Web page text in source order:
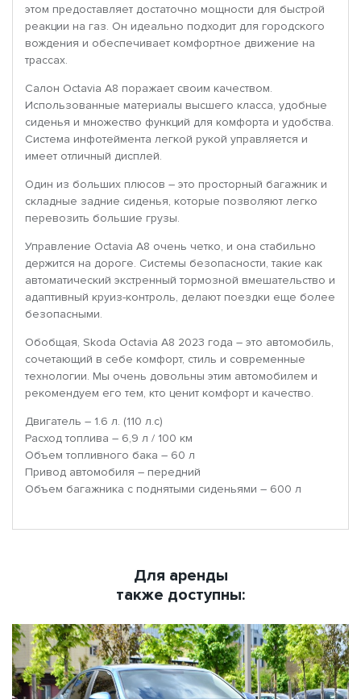
этом предоставляет достаточно мощности для быстрой
реакции на газ. Он идеально подходит для городского
вождения и обеспечивает комфортное движение на
трассах.
Салон Octavia A8 поражает своим качеством.
Использованные материалы высшего класса, удобные
сиденья и множество функций для комфорта и удобства.
Система инфотеймента легкой рукой управляется и
имеет отличный дисплей.
Один из больших плюсов – это просторный багажник и
складные задние сиденья, которые позволяют легко
перевозить большие грузы.
Управление Octavia A8 очень четко, и она стабильно
держится на дороге. Системы безопасности, такие как
автоматический экстренный тормозной вмешательство и
адаптивный круиз-контроль, делают поездки еще более
безопасными.
Обобщая, Skoda Octavia A8 2023 года – это автомобиль,
сочетающий в себе комфорт, стиль и современные
технологии. Мы очень довольны этим автомобилем и
рекомендуем его тем, кто ценит комфорт и качество.
Двигатель – 1.6 л. (110 л.с)
Расход топлива – 6,9 л / 100 км
Объем топливного бака – 60 л
Привод автомобиля – передний
Объем багажника с поднятыми сиденьями – 600 л
Для аренды
также доступны: